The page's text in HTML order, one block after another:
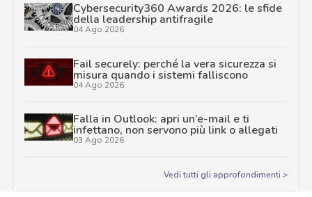
Cybersecurity360 Awards 2026: le sfide
della leadership antifragile
04 Ago 2026
Fail securely: perché la vera sicurezza si
misura quando i sistemi falliscono
04 Ago 2026
Falla in Outlook: apri un’e-mail e ti
infettano, non servono più link o allegati
03 Ago 2026
Vedi tutti gli approfondimenti >